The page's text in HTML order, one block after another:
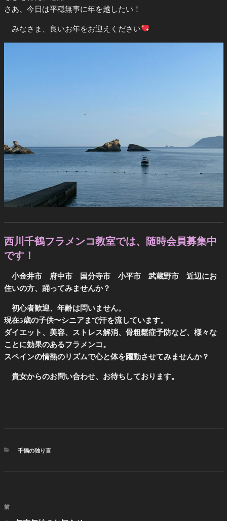
さあ、今日は平穏無事に年を越したい！
みなさま、良いお年をお迎えください
西川千鶴フラメンコ教室では、随時会員募集中
です！
小金井市 府中市 国分寺市 小平市 武蔵野市 近辺にお
住いの方、踊ってみませんか？
初心者歓迎、年齢は問いません。
現在5歳の子供〜シニアまで汗を流しています。
ダイエット、美容、ストレス解消、骨粗鬆症予防など、様々な
ことに効果のあるフラメンコ。
スペインの情熱のリズムで心と体を躍動させてみませんか？
貴女からのお問い合わせ、お待ちしております。
カ
千鶴の独り言
投
前
前